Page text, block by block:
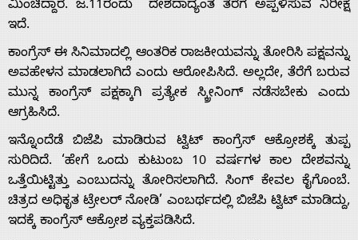
Home
About
Us
Advertise
ಮಿಂಚಿದ್ದಾರೆ. ಜ.11ರಂದು ದೇಶದಾದ್ಯಂತ ತೆರೆಗೆ ಅಪ್ಪಳಿಸುವ ನಿರೀಕ್ಷೆ
ಇದೆ.
ಕಾಂಗ್ರೆಸ್ ಈ ಸಿನಿಮಾದಲ್ಲಿ ಆಂತರಿಕ ರಾಜಕೀಯವನ್ನು ತೋರಿಸಿ ಪಕ್ಷವನ್ನು
ಅವಹೇಳನ ಮಾಡಲಾಗಿದೆ ಎಂದು ಆರೋಪಿಸಿದೆ. ಅಲ್ಲದೇ, ತೆರೆಗೆ ಬರುವ
ಮುನ್ನ ಕಾಂಗ್ರೆಸ್ ಪಕ್ಷಕ್ಕಾಗಿ ಪ್ರತ್ಯೇಕ ಸ್ಕ್ರೀನಿಂಗ್ ನಡೆಸಬೇಕು ಎಂದು
ಆಗ್ರಹಿಸಿದೆ.
ಇನ್ನೊಂದೆಡೆ ಬಿಜೆಪಿ ಮಾಡಿರುವ ಟ್ವಿಟ್ ಕಾಂಗ್ರೆಸ್ ಆಕ್ರೋಶಕ್ಕೆ ತುಪ್ಪ
ಸುರಿದಿದೆ. ‘ಹೇಗೆ ಒಂದು ಕುಟುಂಬ 10 ವರ್ಷಗಳ ಕಾಲ ದೇಶವನ್ನು
ಒತ್ತೆಯಿಟ್ಟಿತ್ತು ಎಂಬುದನ್ನು ತೋರಿಸಲಾಗಿದೆ. ಸಿಂಗ್ ಕೇವಲ ಕೈಗೊಂಬೆ.
ಚಿತ್ರದ ಅಧಿಕೃತ ಟ್ರೇಲರ್ ನೋಡಿ’ ಎಂಬರ್ಥದಲ್ಲಿ ಬಿಜೆಪಿ ಟ್ವಿಟ್ ಮಾಡಿದ್ದು,
ಇದಕ್ಕೆ ಕಾಂಗ್ರೆಸ್ ಆಕ್ರೋಶ ವ್ಯಕ್ತಪಡಿಸಿದೆ.